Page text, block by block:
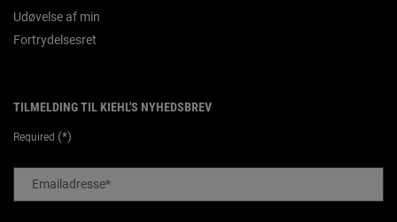
Udøvelse af min
Fortrydelsesret
TILMELDING TIL KIEHL'S NYHEDSBREV
Required (*)
Emailadresse*